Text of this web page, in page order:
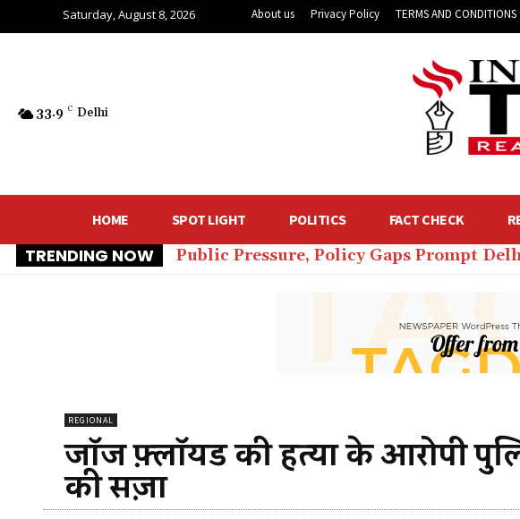
Saturday, August 8, 2026 About us Privacy Policy TERMS AND CONDITIONS
33.9 C Delhi
HOME SPOT LIGHT POLITICS FACT CHECK
TRENDING NOW Public Pressure, Policy Gaps Prompt
REGIONAL
जॉर्ज फ़्लॉयड की हत्या के आरोपी
की सज़ा